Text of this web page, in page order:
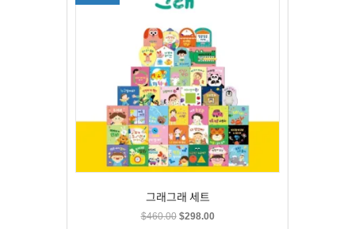
그래그래 세트
$460.00 Original
$298.00Current